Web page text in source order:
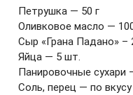
Петрушка — 50 г
Оливковое масло —
Сыр «Грана Падано» –
Яйца — 5 шт.
Панировочные сухари
Соль, перец — по вкусу